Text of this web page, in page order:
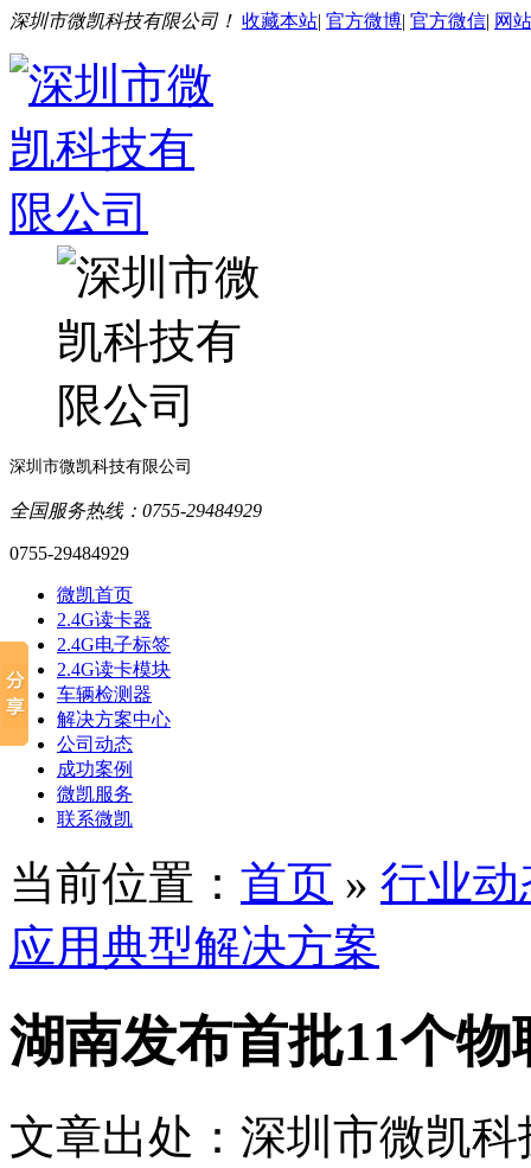
深圳市微凯科技有限公司！ 收藏本站| 官方微博| 官方微信| 网
深圳市微凯科技有限公司
全国服务热线：0755-29484929
0755-29484929
微凯首页
2.4G读卡器
2.4G电子标签
2.4G读卡模块
车辆检测器
解决方案中心
公司动态
成功案例
微凯服务
联系微凯
当前位置： 首页 » 行业动
应用典型解决方案
湖南发布首批11个
文章出处：深圳市微凯